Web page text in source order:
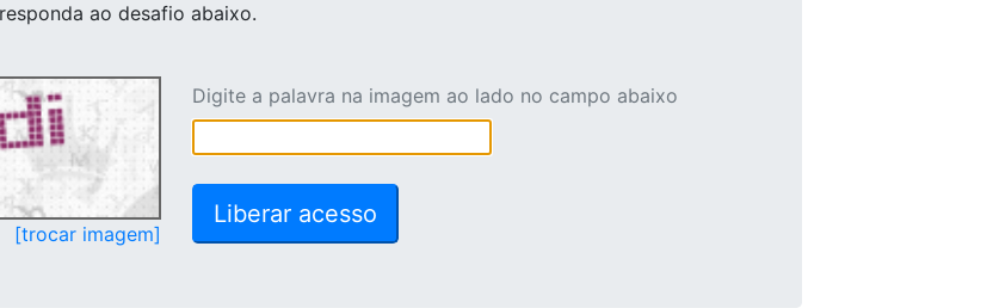
ao desafio abaixo.
[trocar imagem]
Digite a palavra na imagem ao lado no campo abaixo